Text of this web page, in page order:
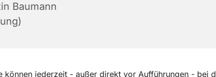
Baumann
können jederzeit - außer direkt vor Aufführungen - bei